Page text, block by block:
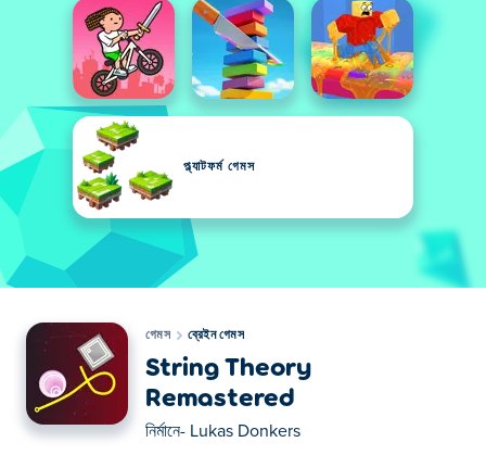
প্ল্যাটফর্ম গেমস
গেমস ব্রেইন গেমস
String Theory
Remastered
নির্মানে- Lukas Donkers